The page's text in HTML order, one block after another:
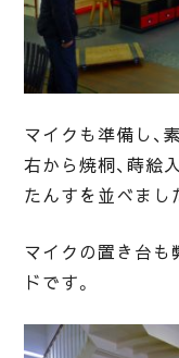
マイクも準備し、
右から焼桐、蒔絵
たんすを並べまし
マイクの置き台も
ドです。